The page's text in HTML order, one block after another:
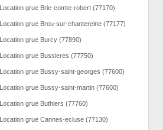
Location grue Brie-comte-robert (77170)
Location grue Brou-sur-chantereine (77177)
Location grue Burcy (77890)
Location grue Bussieres (77750)
Location grue Bussy-saint-georges (77600)
Location grue Bussy-saint-martin (77600)
Location grue Buthiers (77760)
Location grue Cannes-ecluse (77130)